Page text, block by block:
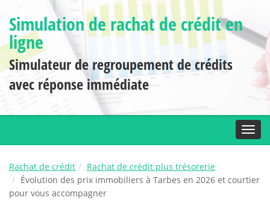
Simulation de rachat de crédit en
ligne
Simulateur de regroupement de crédits
avec réponse immédiate
Rachat de crédit
Rachat de crédit plus trésorerie
Évolution des prix immobiliers à Tarbes en 2026 et courtier
pour vous accompagner